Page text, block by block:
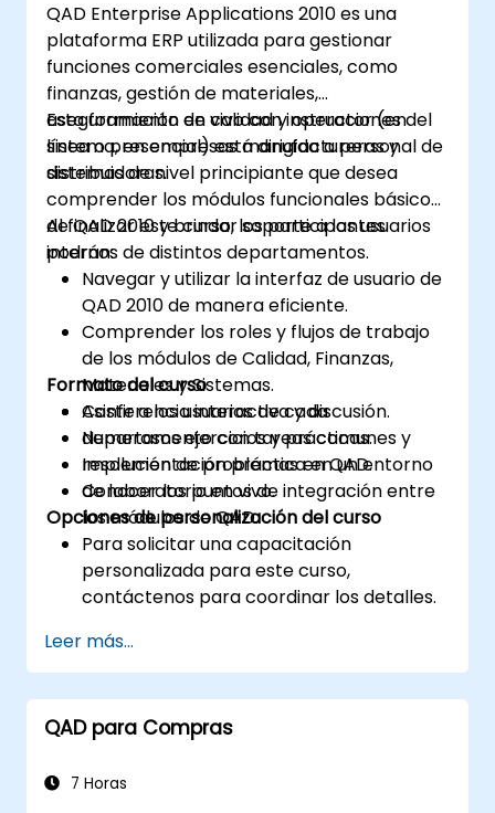
QAD Enterprise Applications 2010 es una
plataforma ERP utilizada para gestionar
funciones comerciales esenciales, como
finanzas, gestión de materiales,
aseguramiento de calidad y operaciones del
sistema, en empresas manufactureras y
distribuidoras.
Esta formación en vivo con instructor (en
línea o presencial) está dirigida a personal de
sistemas de nivel principiante que desea
comprender los módulos funcionales básicos
de QAD 2010 y brindar soporte a los usuarios
internos de distintos departamentos.
Al finalizar este curso, los participantes
podrán:
Navegar y utilizar la interfaz de usuario de
QAD 2010 de manera eficiente.
Comprender los roles y flujos de trabajo
de los módulos de Calidad, Finanzas,
Materiales y Sistemas.
Asistir a los usuarios de cada
departamento con tareas comunes y
resolución de problemas en QAD.
Conocer los puntos de integración entre
los módulos de QAD.
Formato del curso
Conferencia interactiva y discusión.
Numerosos ejercicios y prácticas.
Implementación práctica en un entorno
de laboratorio en vivo.
Opciones de personalización del curso
Para solicitar una capacitación
personalizada para este curso,
contáctenos para coordinar los detalles.
Leer más...
QAD para Compras
7 Horas